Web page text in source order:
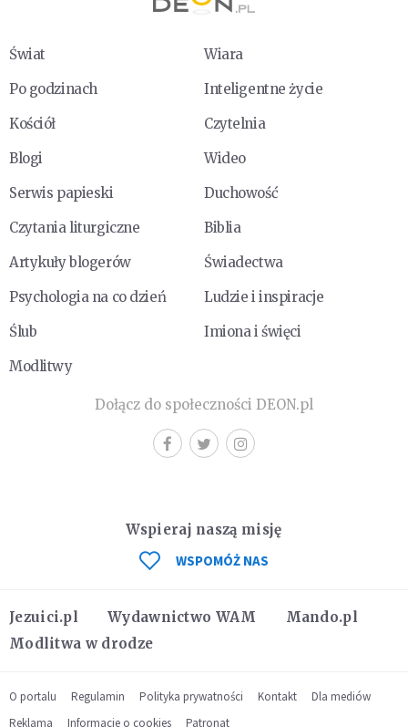
Świat
Wiara
Po godzinach
Inteligentne życie
Kościół
Czytelnia
Blogi
Wideo
Serwis papieski
Duchowość
Czytania liturgiczne
Biblia
Artykuły blogerów
Świadectwa
Psychologia na co dzień
Ludzie i inspiracje
Ślub
Imiona i święci
Modlitwy
Dołącz do społeczności DEON.pl
Jezuici.pl Wydawnictwo WAM
Mando.pl
Modlitwa w drodze
Wspieraj naszą misję
WSPOMÓŻ NAS
O portalu Regulamin Polityka prywatności Kontakt
Dla mediów
Reklama
Informacje o cookies Patronat